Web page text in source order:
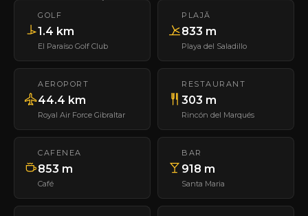
GOLF
1.4 km
El Paraíso Golf Club
PLAJĂ
833 m
Playa del Saladillo
AEROPORT
44.4 km
Royal Air Force Gibraltar
RESTAURANT
303 m
Rincón del Marqués
CAFENEA
853 m
Café
BAR
918 m
Santa Maria